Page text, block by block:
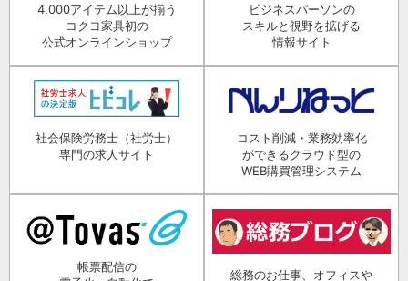
4,000アイテム以上が揃う
コクヨ家具初の
公式オンラインショップ
ビジネスパーソンの
スキルと視野を拡げる
情報サイト
社会保険労務士（社労士）
専門の求人サイト
コスト削減・業務効率化
ができるクラウド型の
WEB購買管理システム
帳票配信の
総務のお仕事、オフィスや